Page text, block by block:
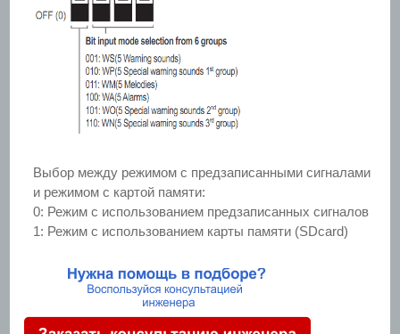
Выбор между режимом с предзаписанными сигналами
и режимом с картой памяти:
0: Режим с использованием предзаписанных сигналов
1: Режим с использованием карты памяти (SDcard)